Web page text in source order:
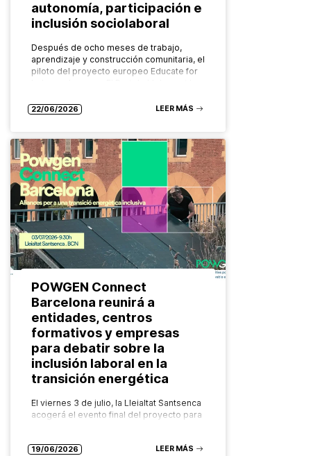
autonomía, participación e
inclusión sociolaboral
Después de ocho meses de trabajo,
aprendizaje y construcción comunitaria, el
piloto del proyecto europeo Educate for
22/06/2026 LEER MÁS
POWGEN Connect
Barcelona reunirá a
entidades, centros
formativos y empresas
para debatir sobre la
inclusión laboral en la
transición energética
El viernes 3 de julio, la Lleialtat Santsenca
acogerá el evento final del proyecto para
próximo viernes 3…
19/06/2026 LEER MÁS